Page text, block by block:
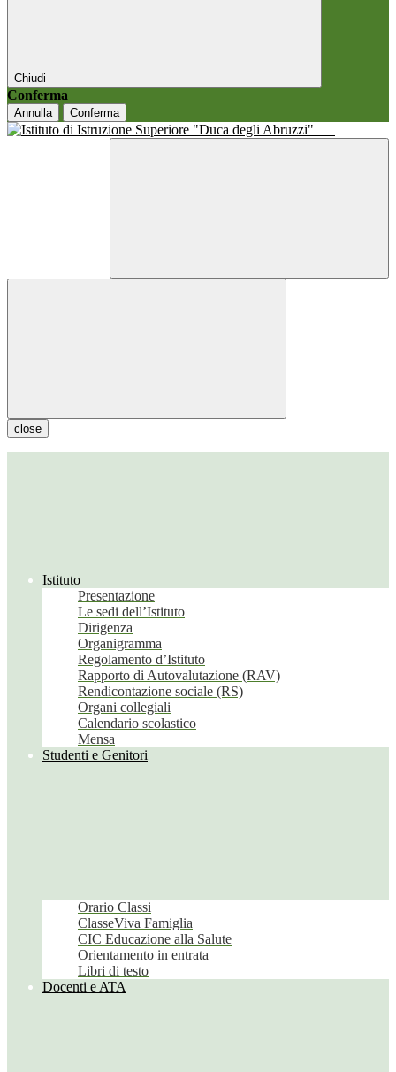
Chiudi
Conferma
Annulla Conferma
close
Istituto
Presentazione
Le sedi dell’Istituto
Dirigenza
Organigramma
Regolamento d’Istituto
Rapporto di Autovalutazione (RAV)
Rendicontazione sociale (RS)
Organi collegiali
Calendario scolastico
Mensa
Studenti e Genitori
Orario Classi
ClasseViva Famiglia
CIC Educazione alla Salute
Orientamento in entrata
Libri di testo
Docenti e ATA